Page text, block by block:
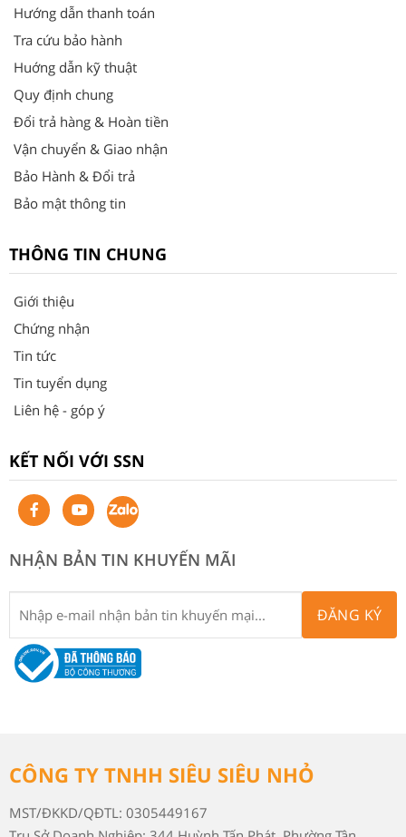
Hướng dẫn thanh toán
Tra cứu bảo hành
Huớng dẫn kỹ thuật
Quy định chung
Đổi trả hàng & Hoàn tiền
Vận chuyển & Giao nhận
Bảo Hành & Đổi trả
Bảo mật thông tin
THÔNG TIN CHUNG
Giới thiệu
Chứng nhận
Tin tức
Tin tuyển dụng
Liên hệ - góp ý
KẾT NỐI VỚI SSN
NHẬN BẢN TIN KHUYẾN MÃI
ĐĂNG KÝ
CÔNG TY TNHH SIÊU SIÊU NHỎ
MST/ĐKKD/QĐTL: 0305449167